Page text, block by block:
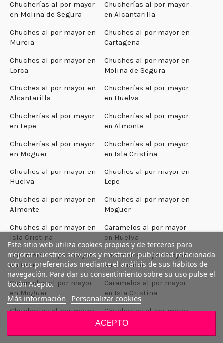
Chucherías al por mayor
en Molina de Segura
Chucherías al por mayor
en Alcantarilla
Chuches al por mayor en
Murcia
Chuches al por mayor en
Cartagena
Chuches al por mayor en
Lorca
Chuches al por mayor en
Molina de Segura
Chuches al por mayor en
Alcantarilla
Chucherías al por mayor
en Huelva
Chucherías al por mayor
en Lepe
Chucherías al por mayor
en Almonte
Chucherías al por mayor
en Moguer
Chucherías al por mayor
en Isla Cristina
Chuches al por mayor en
Huelva
Chuches al por mayor en
Lepe
Chuches al por mayor en
Almonte
Chuches al por mayor en
Moguer
Chuches al por mayor en
Isla Cristina
Caramelos al por mayor
en Huelva
Caramelos al por mayor
en Lepe
Caramelos al por mayor
en Almonte
Caramelos al por mayor
en Moguer
Caramelos al por mayor
en Isla Cristina
Chucherias al por mayor
Chucherias al por mayor
en Santiago de
Este sitio web utiliza cookies propias y de terceros para
mejorar nuestros servicios y mostrarle publicidad relacionada
con sus preferencias mediante el análisis de sus hábitos de
navegación. Para dar su consentimiento sobre su uso pulse el
botón Acepto.
Más información Personalizar cookies
ACEPTO